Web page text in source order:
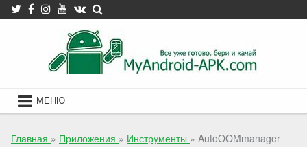
Skip
to
МЕНЮ
Главная » Приложения » Инструменты » AutoOOMmanager